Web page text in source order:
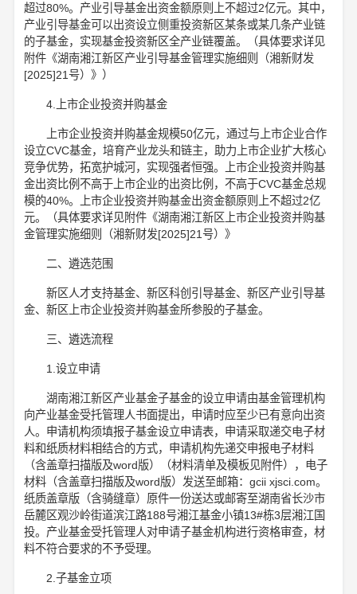
超过80%。产业引导基金出资金额原则上不超过2亿元。其中，
产业引导基金可以出资设立侧重投资新区某条或某几条产业链
的子基金，实现基金投资新区全产业链覆盖。（具体要求详见
附件《湖南湘江新区产业引导基金管理实施细则（湘新财发
[2025]21号）》）
4.上市企业投资并购基金
上市企业投资并购基金规模50亿元，通过与上市企业合作
设立CVC基金，培育产业龙头和链主，助力上市企业扩大核心
竞争优势，拓宽护城河，实现强者恒强。上市企业投资并购基
金出资比例不高于上市企业的出资比例，不高于CVC基金总规
模的40%。上市企业投资并购基金出资金额原则上不超过2亿
元。（具体要求详见附件《湖南湘江新区上市企业投资并购基
金管理实施细则（湘新财发[2025]21号）》
二、遴选范围
新区人才支持基金、新区科创引导基金、新区产业引导基
金、新区上市企业投资并购基金所参股的子基金。
三、遴选流程
1.设立申请
湖南湘江新区产业基金子基金的设立申请由基金管理机构
向产业基金受托管理人书面提出，申请时应至少已有意向出资
人。申请机构须填报子基金设立申请表，申请采取递交电子材
料和纸质材料相结合的方式，申请机构先递交申报电子材料
（含盖章扫描版及word版）（材料清单及模板见附件），电子
材料（含盖章扫描版及word版）发送至邮箱：gcii xjsci.com。
纸质盖章版（含骑缝章）原件一份送达或邮寄至湖南省长沙市
岳麓区观沙岭街道滨江路188号湘江基金小镇13#栋3层湘江国
投。产业基金受托管理人对申请子基金机构进行资格审查，材
料不符合要求的不予受理。
2.子基金立项